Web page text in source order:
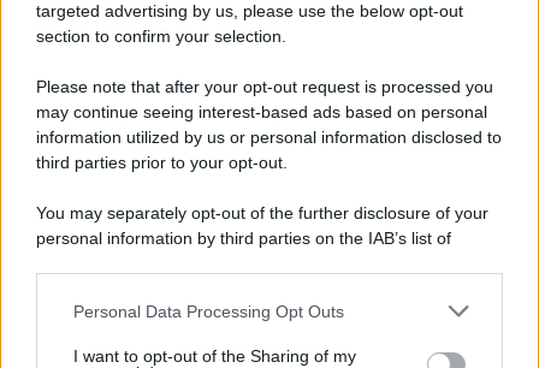
targeted advertising by us, please use the below opt-out
section to confirm your selection.
Please note that after your opt-out request is processed you
may continue seeing interest-based ads based on personal
information utilized by us or personal information disclosed to
third parties prior to your opt-out.
You may separately opt-out of the further disclosure of your
personal information by third parties on the IAB’s list of
This information may also be disclosed by us to third parties
Personal Data Processing Opt Outs
I want to opt-out of the Sharing of my
© 2026 - Pianeta Design - P.IVA 04827280654 - Testata
Registrata Al Tribunale Di Nocera Inferiore N. 8/2020 - RG N.
ISCRIZIONE AL ROC N. 35792 – ISCRITTA ALL’ANSO
(ASSOCIAZIONE NAZIONALE STAMPA ONLINE)
PREFERENZE PRIVACY